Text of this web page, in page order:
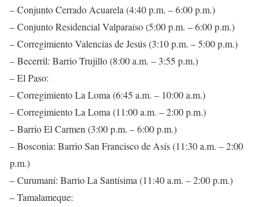
– Conjunto Cerrado Acuarela (4:40 p.m. – 6:00 p.m.)
– Conjunto Residencial Valparaíso (5:00 p.m. – 6:00 p.m.)
– Corregimiento Valencias de Jesús (3:10 p.m. – 5:00 p.m.)
– Becerril: Barrio Trujillo (8:00 a.m. – 3:55 p.m.)
– El Paso:
– Corregimiento La Loma (6:45 a.m. – 10:00 a.m.)
– Corregimiento La Loma (11:00 a.m. – 2:00 p.m.)
– Barrio El Carmen (3:00 p.m. – 6:00 p.m.)
– Bosconia: Barrio San Francisco de Asís (11:30 a.m. – 2:00
p.m.)
– Curumaní: Barrio La Santísima (11:40 a.m. – 2:00 p.m.)
– Tamalameque: